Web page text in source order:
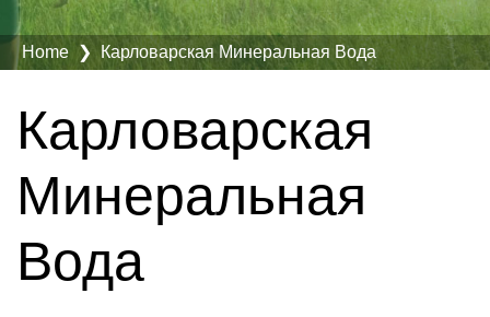
Home ❯ Карловарская Минеральная Вода
Карловарская
Минеральная
Вода